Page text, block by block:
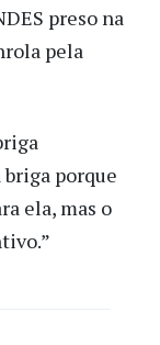
preso na
pela
porque
ela, mas o